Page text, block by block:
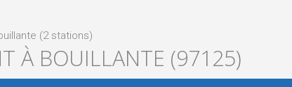
(2 stations)
À BOUILLANTE (97125)